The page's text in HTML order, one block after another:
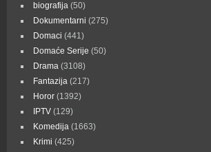
biografija (50)
Dokumentarni (275)
Domaci (441)
Domaće Serije (50)
Drama (3108)
Fantazija (217)
Horor (1392)
IPTV (129)
Komedija (1663)
Krimi (425)